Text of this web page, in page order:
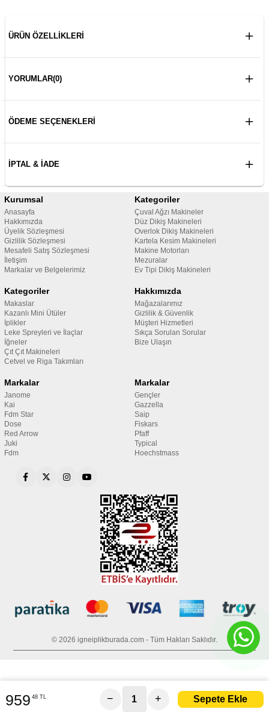
ÜRÜN ÖZELLIKLERI
YORUMLAR(0)
ÖDEME SEÇENEKLERI
İPTAL & İADE
Kurumsal
Anasayfa
Hakkımızda
Üyelik Sözleşmesi
Gizlilik Sözleşmesi
Mesafeli Satış Sözleşmesi
İletişim
Markalar ve Belgelerimiz
Kategoriler
Çuval Ağzı Makineler
Düz Dikiş Makineleri
Overlok Dikiş Makineleri
Kartela Kesim Makineleri
Makine Motorları
Mezuralar
Ev Tipi Dikiş Makineleri
Kategoriler
Makaslar
Kazanlı Mini Ütüler
İplikler
Leke Spreyleri ve İlaçlar
İğneler
Çıt Çıt Makineleri
Cetvel ve Riga Takımları
Hakkımızda
Mağazalarımız
Gizlilik & Güvenlik
Müşteri Hizmetleri
Sıkça Sorulan Sorular
Bize Ulaşın
Markalar
Janome
Kai
Fdm Star
Dose
Red Arrow
Juki
Fdm
Markalar
Gençler
Gazzella
Saip
Fiskars
Pfaff
Typical
Hoechstmass
© 2026 igneiplikburada.com - Tüm Hakları Saklıdır.
959 48 TL − +